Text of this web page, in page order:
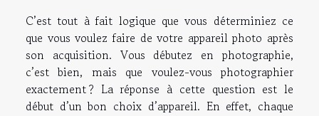
C’est tout à fait logique que vous déterminiez ce
que vous voulez faire de votre appareil photo après
son acquisition. Vous débutez en photographie,
c’est bien, mais que voulez-vous photographier
exactement ? La réponse à cette question est le
début d’un bon choix d’appareil. En effet, chaque